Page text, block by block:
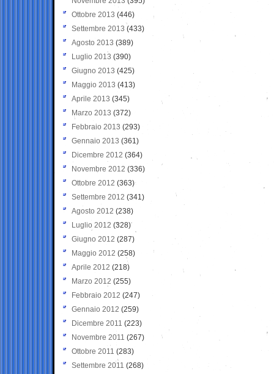
Ottobre 2013 (446)
Settembre 2013 (433)
Agosto 2013 (389)
Luglio 2013 (390)
Giugno 2013 (425)
Maggio 2013 (413)
Aprile 2013 (345)
Marzo 2013 (372)
Febbraio 2013 (293)
Gennaio 2013 (361)
Dicembre 2012 (364)
Novembre 2012 (336)
Ottobre 2012 (363)
Settembre 2012 (341)
Agosto 2012 (238)
Luglio 2012 (328)
Giugno 2012 (287)
Maggio 2012 (258)
Aprile 2012 (218)
Marzo 2012 (255)
Febbraio 2012 (247)
Gennaio 2012 (259)
Dicembre 2011 (223)
Novembre 2011 (267)
Ottobre 2011 (283)
Settembre 2011 (268)